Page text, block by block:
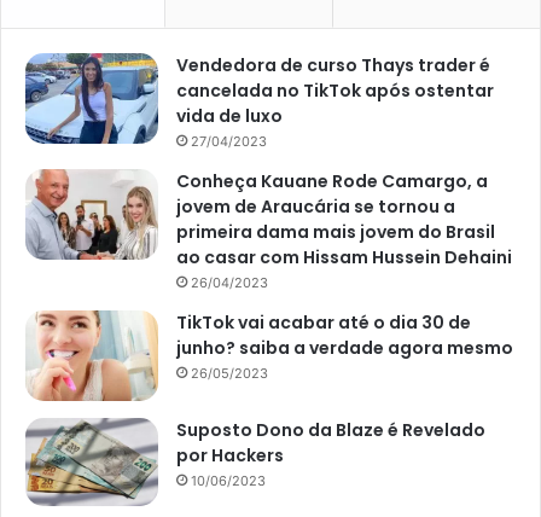
Vendedora de curso Thays trader é
cancelada no TikTok após ostentar
vida de luxo
27/04/2023
Conheça Kauane Rode Camargo, a
jovem de Araucária se tornou a
primeira dama mais jovem do Brasil
ao casar com Hissam Hussein Dehaini
26/04/2023
TikTok vai acabar até o dia 30 de
junho? saiba a verdade agora mesmo
26/05/2023
Suposto Dono da Blaze é Revelado
por Hackers
10/06/2023